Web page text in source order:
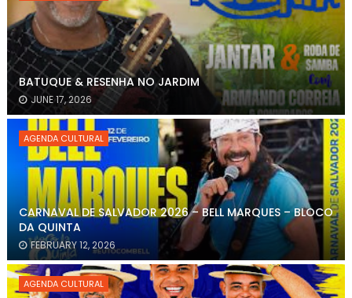
BATUQUE & RESENHA NO JARDIM
JUNE 17, 2026
AGENDA CULTURAL
CARNAVAL DE SALVADOR 2026 – BELL MARQUES – BLOCO
DA QUINTA
FEBRUARY 12, 2026
AGENDA CULTURAL